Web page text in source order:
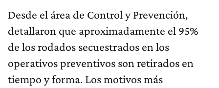
Desde el área de Control y Prevención,
detallaron que aproximadamente el 95%
de los rodados secuestrados en los
operativos preventivos son retirados en
tiempo y forma. Los motivos más